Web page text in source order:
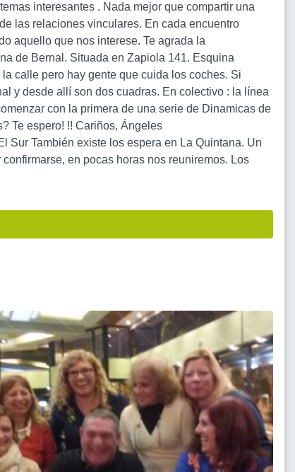
interesantes . Nada mejor que compartir una
las relaciones vinculares. En cada encuentro
aquello que nos interese. Te agrada la
de Bernal. Situada en Zapiola 141. Esquina
calle pero hay gente que cuida los coches. Si
y desde allí son dos cuadras. En colectivo : la línea
con la primera de una serie de Dinamicas de
Te espero! !! Cariños, Ángeles
Sur También existe los espera en La Quintana. Un
en pocas horas nos reuniremos. Los